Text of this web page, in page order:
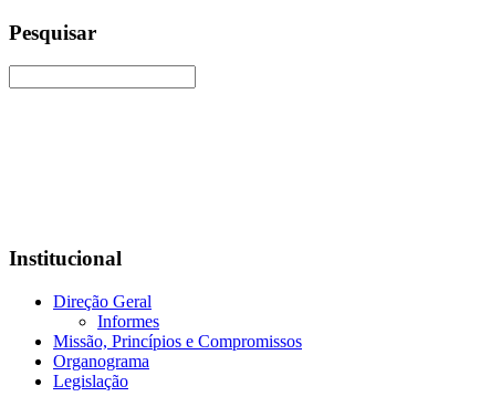
Pesquisar
Institucional
Direção Geral
Informes
Missão, Princípios e Compromissos
Organograma
Legislação